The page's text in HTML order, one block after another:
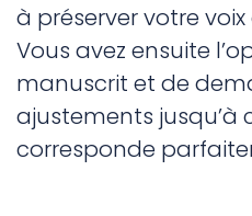
à préserver votre
Vous avez ensuite
manuscrit et de
ajustements jusqu’à
corresponde